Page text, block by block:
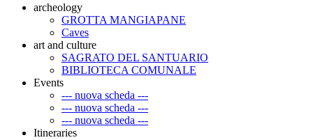
archeology
GROTTA MANGIAPANE
Caves
art and culture
SAGRATO DEL SANTUARIO
BIBLIOTECA COMUNALE
Events
--- nuova scheda ---
--- nuova scheda ---
--- nuova scheda ---
Itineraries